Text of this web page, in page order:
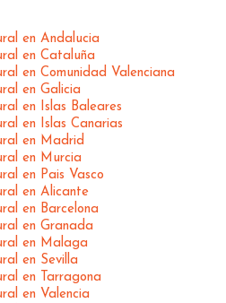
en Andalucia
en Cataluña
en Comunidad Valenciana
en Galicia
en Islas Baleares
en Islas Canarias
en Madrid
en Murcia
en Pais Vasco
en Alicante
en Barcelona
en Granada
en Malaga
en Sevilla
en Tarragona
en Valencia